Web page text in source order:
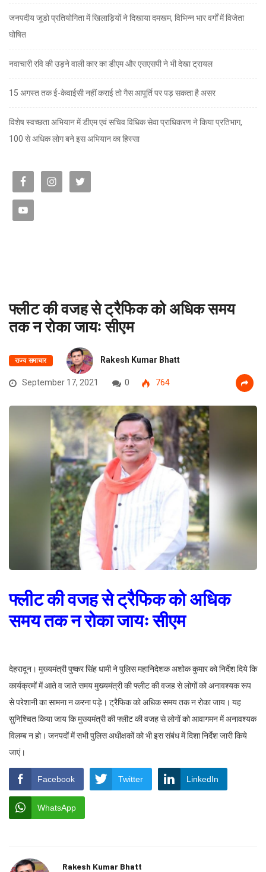
जनपदीय जूडो प्रतियोगिता में खिलाड़ियों ने दिखाया दमखम, विभिन्न भार वर्गों में विजेता
घोषित
नवाचारी रवि की उड़ने वाली कार का डीएम और एसएसपी ने भी देखा ट्रायल
15 अगस्त तक ई-केवाईसी नहीं कराई तो गैस आपूर्ति पर पड़ सकता है असर
विशेष स्वच्छता अभियान में डीएम एवं सचिव विधिक सेवा प्राधिकरण ने किया प्रतिभाग,
100 से अधिक लोग बने इस अभियान का हिस्सा
फ्लीट की वजह से ट्रैफिक को अधिक समय
तक न रोका जायः सीएम
राज्य समाचार Rakesh Kumar Bhatt
September 17, 2021 0 764
फ्लीट की वजह से ट्रैफिक को अधिक
समय तक न रोका जायः सीएम
देहरादून। मुख्यमंत्री पुष्कर सिंह धामी ने पुलिस महानिदेशक अशोक कुमार को निर्देश दिये कि
कार्यक्रमों में आते व जाते समय मुख्यमंत्री की फ्लीट की वजह से लोगों को अनावश्यक रूप
से परेशानी का सामना न करना पड़े। ट्रैफिक को अधिक समय तक न रोका जाय। यह
सुनिश्चित किया जाय कि मुख्यमंत्री की फ्लीट की वजह से लोगों को आवागमन में अनावश्यक
विलम्ब न हो। जनपदों में सभी पुलिस अधीक्षकों को भी इस संबंध में दिशा निर्देश जारी किये
जाएं।
Facebook Twitter LinkedIn
WhatsApp
Rakesh Kumar Bhatt